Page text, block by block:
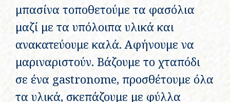
μπασίνα τοποθετούμε τα φασόλια
μαζί με τα υπόλοιπα υλικά και
ανακατεύουμε καλά. Αφήνουμε να
μαριναριστούν. Βάζουμε το χταπόδι
σε ένα gastronome, προσθέτουμε όλα
τα υλικά, σκεπάζουμε με φύλλα